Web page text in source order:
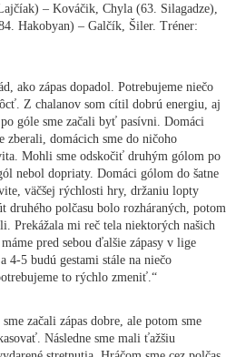
– Kováčik, Chyla (63. Silagadze),
Hakobyan) – Galčík, Šiler. Tréner:
ako zápas dopadol. Potrebujeme niečo
Z chalanov som cítil dobrú energiu, aj
góle sme začali byť pasívni. Domáci
domácich sme do ničoho
Mohli sme odskočiť druhým gólom po
nebol dopriaty. Domáci gólom do šatne
väčšej rýchlosti hry, držaniu lopty
polčasu bolo rozháraných, potom
Prekážala mi reč tela niektorých našich
pred sebou ďalšie zápasy v lige
5 budú gestami stále na niečo
to rýchlo zmeniť.“
začali zápas dobre, ale potom sme
Následne sme mali ťažšiu